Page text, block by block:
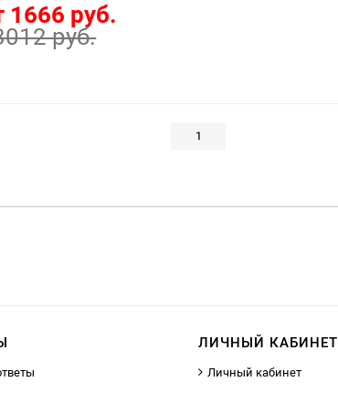
1666 руб.
руб.
1
ЛИЧНЫЙ КАБИНЕТ
Личный кабинет